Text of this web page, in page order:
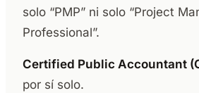
solo “PMP” ni solo “Project
Professional”.
Certified Public Accountant
por sí solo.